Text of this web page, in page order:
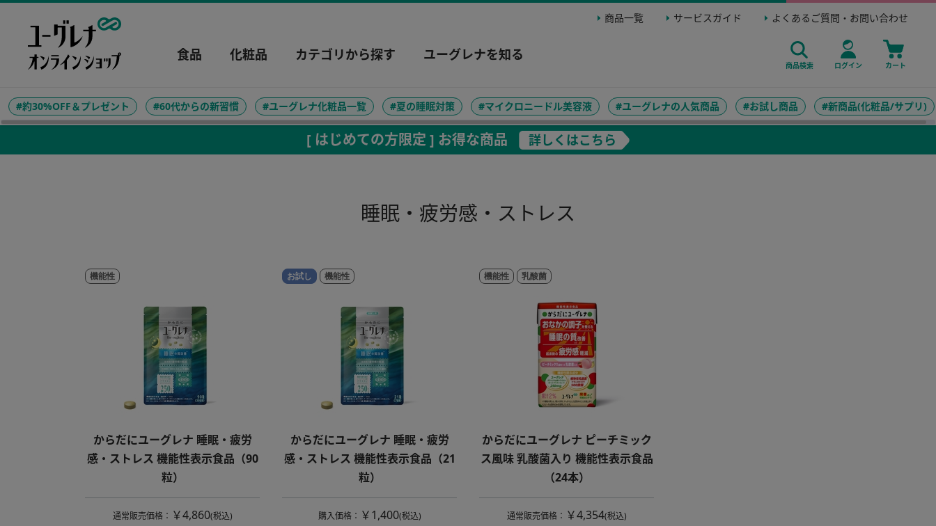
ログイン
商品検索 カート
[ はじめての方限定 ] お得な商品 詳しくはこちら
食品 化粧品 カテゴリから探す ユーグレナを知る
商品一覧 サービスガイド よくあるご質問・お問い合わせ
#約30%OFF＆プレゼント #60代からの新習慣 #ユーグレナ化粧品一覧 #夏の睡眠対策 #マイクロニードル美容液 #ユーグレナの人気商品 #お試し商品 #新商品(化粧品/サプリ)
睡眠・疲労感・ストレス
機能性
からだにユーグレナ 睡眠・疲労
感・ストレス 機能性表示食品（90
粒）
通常販売価格： ￥4,860(税込)
お試し 機能性
からだにユーグレナ 睡眠・疲労
感・ストレス 機能性表示食品（21
粒）
購入価格： ￥1,400(税込)
機能性 乳酸菌
からだにユーグレナ ピーチミック
ス風味 乳酸菌入り 機能性表示食品
（24本）
通常販売価格： ￥4,354(税込)